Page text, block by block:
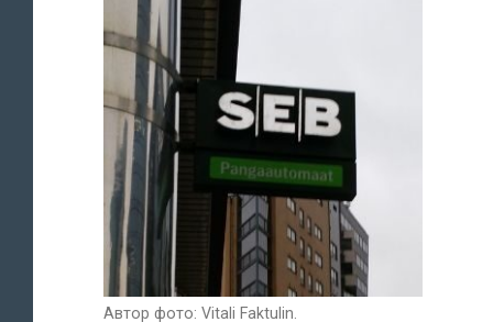
Автор фото: Vitali Faktulin.